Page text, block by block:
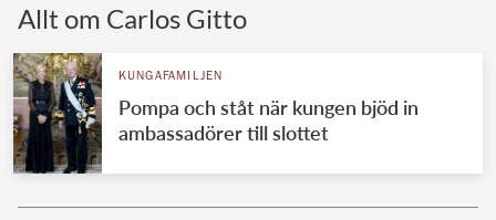
UTLÄNDSKT
VÄRLDENS KUNGAHUS
Allt om Carlos Gitto
KUNGAFAMILJEN
Pompa och ståt när kungen bjöd in
ambassadörer till slottet